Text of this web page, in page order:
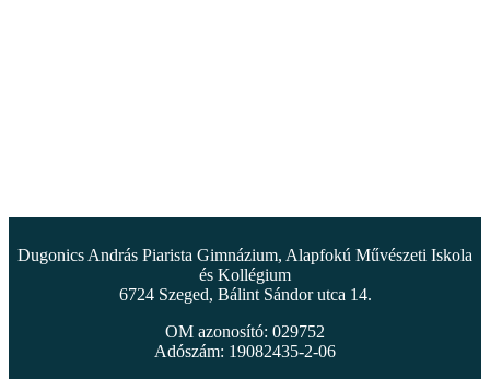
Dugonics András Piarista Gimnázium, Alapfokú Művészeti Iskola
és Kollégium
6724 Szeged, Bálint Sándor utca 14.
OM azonosító: 029752
Adószám: 19082435-2-06